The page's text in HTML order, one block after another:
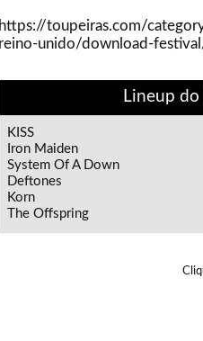
https://toupeiras.com/
reino-unido/download-
Lineup
KISS
Iron Maiden
System Of A Down
Deftones
Korn
The Offspring